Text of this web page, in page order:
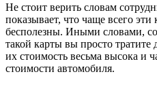
Не стоит верить словам
показывает, что чаще всего
бесполезны. Иными словами,
такой карты вы просто тратите
их стоимость весьма высока и
стоимости автомобиля.